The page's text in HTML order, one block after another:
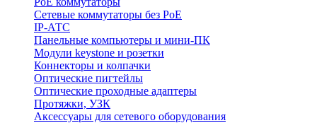
Сетевые коммутаторы без PoE
IP-АТС
Панельные компьютеры и мини-ПК
Модули keystone и розетки
Коннекторы и колпачки
Оптические пигтейлы
Оптические проходные адаптеры
Протяжки, УЗК
Аксессуары для сетевого оборудования